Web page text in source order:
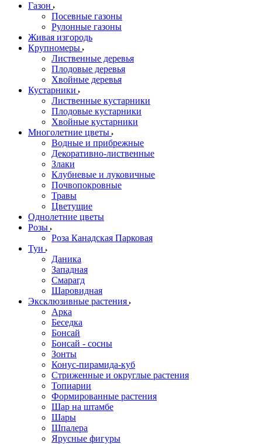
Газон
Посевные газоны
Рулонные газоны
Живая изгородь
Крупномеры
Лиственные деревья
Плодовые деревья
Хвойные деревья
Кустарники
Лиственные кустарники
Плодовые кустарники
Хвойные кустарники
Многолетние цветы
Водные и прибрежные
Декоративно-лиственные
Злаки
Клубневые и луковичные
Почвопокровные
Травы
Цветущие
Однолетние цветы
Розы
Роза Канадская Парковая
Туи
Даника
Западная
Смарагд
Шаровидная
Эксклюзивные растения
Арка
Беседка
Бонсай
Бонсай - сосны
Зонты
Конус-пирамида-куб
Стриженные и округлые растения
Топиарии
Формированные растения
Шар на штамбе
Шары
Шпалера
Ярусные фигуры